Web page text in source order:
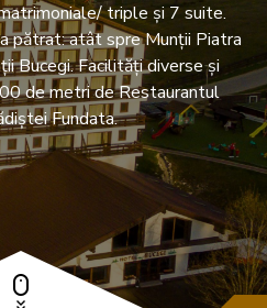
triple și 7 suite.
pătrat: atât spre Munții Piatra
Bucegi. Facilități diverse și
de metri de Restaurantul
Fundata.